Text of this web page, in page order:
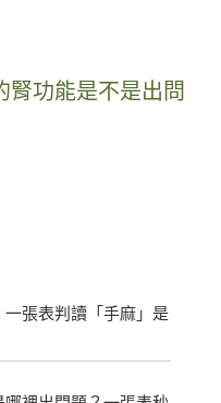
腎功能是不是出問
張表判讀「手麻」是